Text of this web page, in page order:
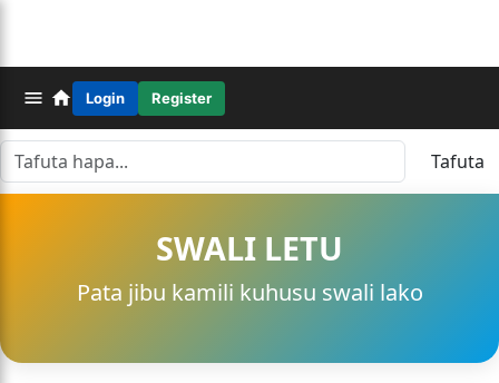
Login Register
Tafuta
SWALI LETU
Pata jibu kamili kuhusu swali lako